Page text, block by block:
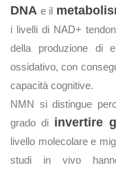
DNA e il
i livelli di NAD+
della produzione di
ossidativo, con
capacità cognitive.
NMN si distingue
grado di invertire
livello molecolare e
studi in vivo